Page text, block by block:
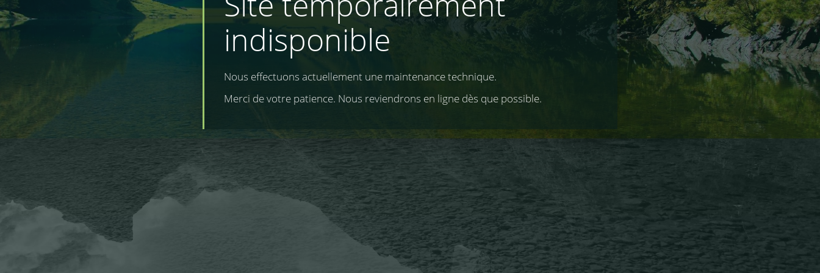
indisponible
Nous effectuons actuellement une maintenance technique.
Merci de votre patience. Nous reviendrons en ligne dès que possible.